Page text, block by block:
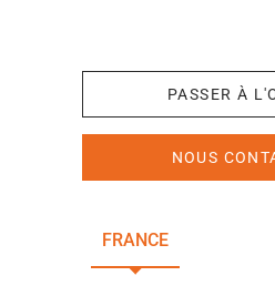
PASSER À
NOUS
FRANCE